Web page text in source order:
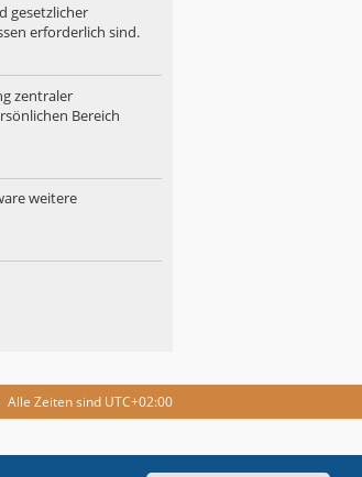
gesetzlicher
erforderlich sind.
zentraler
Bereich
weitere
Alle Zeiten sind UTC+02:00